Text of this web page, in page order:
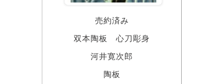
売約済み
双本陶板 心刀彫身
河井寛次郎
陶板